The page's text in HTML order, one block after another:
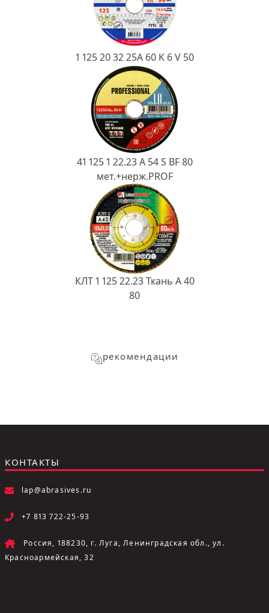
1 125 20 32 25А 60 K 6 V 50
41 125 1 22.23 A 54 S BF 80
мет.+нерж.PROF
КЛТ 1 125 22.23 Ткань A 40
80
рекомендации
КОНТАКТЫ
lap@abrasives.ru
+7 813 722-25-93
Россия, 188230, г. Луга, Ленинградская обл., ул.
Красноармейская, 32